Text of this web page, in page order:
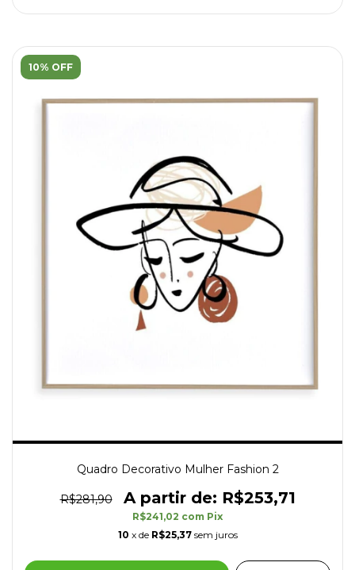
10% OFF
Quadro Decorativo Mulher Fashion 2
R$281,90 R$253,71
R$241,02 com Pix
10 x de R$25,37 sem juros